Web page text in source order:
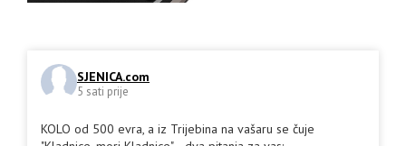
SJENICA.com
5 sati prije
KOLO od 500 evra, a iz Trijebina na vašaru se čuje